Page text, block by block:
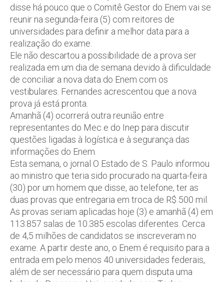
disse há pouco que o Comitê Gestor do Enem vai se
reunir na segunda-feira (5) com reitores de
universidades para definir a melhor data para a
realização do exame.
Ele não descartou a possibilidade de a prova ser
realizada em um dia de semana devido à dificuldade
de conciliar a nova data do Enem com os
vestibulares. Fernandes acrescentou que a nova
prova já está pronta.
Amanhã (4) ocorrerá outra reunião entre
representantes do Mec e do Inep para discutir
questões ligadas à logística e à segurança das
informações do Enem.
Esta semana, o jornal O Estado de S. Paulo informou
ao ministro que teria sido procurado na quarta-feira
(30) por um homem que disse, ao telefone, ter as
duas provas que entregaria em troca de R$ 500 mil.
As provas seriam aplicadas hoje (3) e amanhã (4) em
113.857 salas de 10.385 escolas diferentes. Cerca
de 4,5 milhões de candidatos se inscreveram no
exame. A partir deste ano, o Enem é requisito para a
entrada em pelo menos 40 universidades federais,
além de ser necessário para quem disputa uma